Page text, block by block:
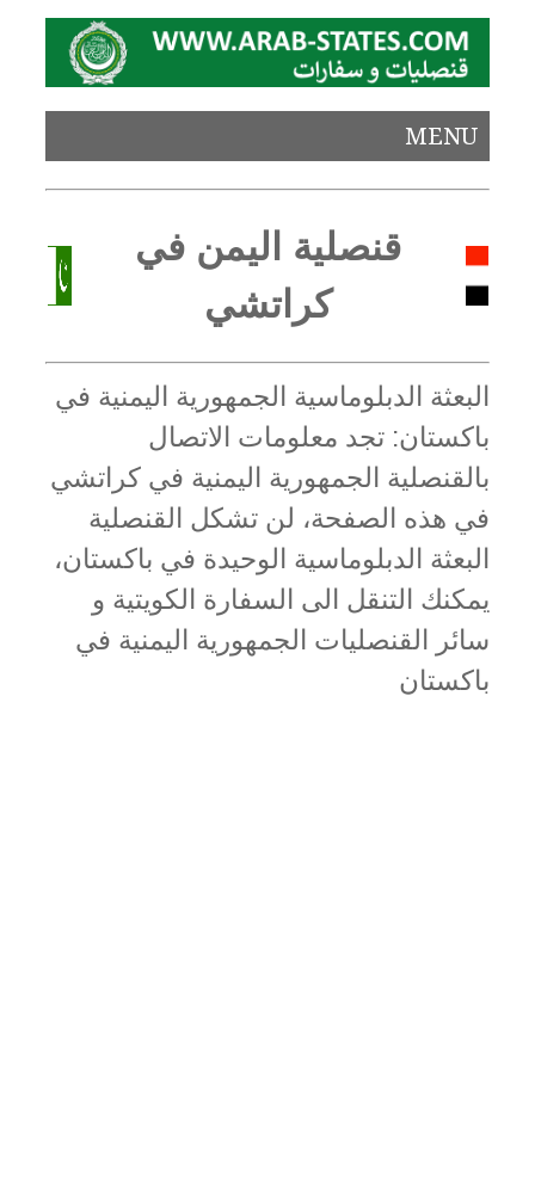
MENU
قنصلية اليمن في
كراتشي
البعثة الدبلوماسية الجمهورية اليمنية في
باكستان: تجد معلومات الاتصال
بالقنصلية الجمهورية اليمنية في كراتشي
في هذه الصفحة، لن تشكل القنصلية
البعثة الدبلوماسية الوحيدة في باكستان،
يمكنك التنقل الى السفارة الكويتية و
سائر القنصليات الجمهورية اليمنية في
باكستان